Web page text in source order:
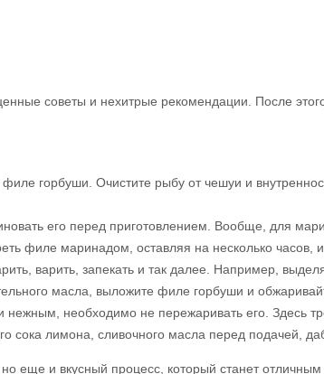
советы и нехитрые рекомендации. После
горбуши. Очистите рыбу от чешуи и
его перед приготовлением. Вообще, для
филе маринадом, оставляя на несколько часов,
варить, запекать и так далее. Например,
масла, выложите филе горбуши и
необходимо не пережаривать его. Здесь
лимона, сливочного масла перед подачей,
еще и вкусный процесс, который станет